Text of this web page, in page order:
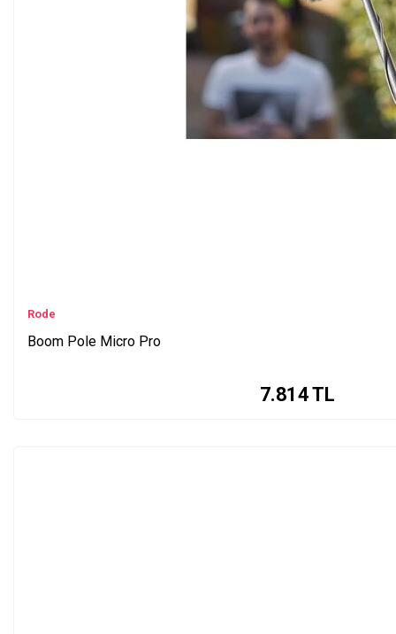
Rode
Boom Pole Micro Pro
7.814TL